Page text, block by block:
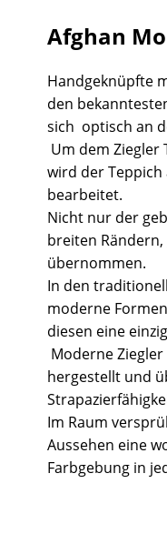
Afghan
Handgeknüpfte
den
sich optisch an
Um dem Ziegler
wird der
bearbeitet.
Nicht nur der
breiten
übernommen.
In den
moderne
diesen eine
Moderne
hergestellt und
Im Raum
Aussehen eine
Farbgebung in